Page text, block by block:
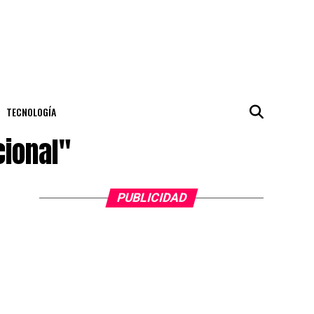
TECNOLOGÍA
PUBLICIDAD